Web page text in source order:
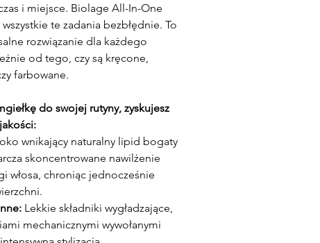
i miejsce. Biolage All-In-One
te zadania bezbłędnie. To
rozwiązanie dla każdego
od tego, czy są kręcone,
farbowane.
do swojej rutyny, zyskujesz
wnikający naturalny lipid bogaty
skoncentrowane nawilżenie
włosa, chroniąc jednocześnie
Lekkie składniki wygładzające,
mechanicznymi wywołanymi